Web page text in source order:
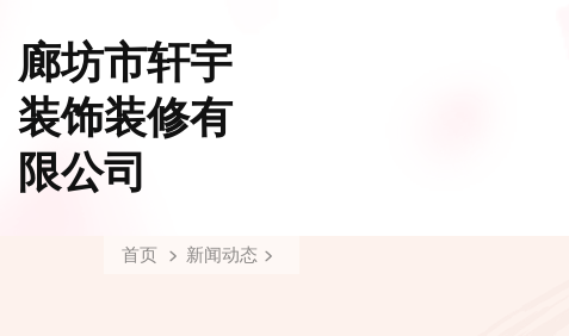
廊坊市轩宇
装饰装修有
限公司
首页 新闻动态